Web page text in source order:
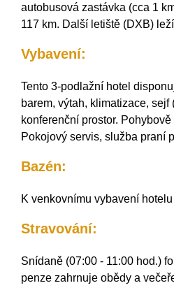
autobusová zastávka (cca 1
117 km. Další letiště (DXB)
Vybavení:
Tento 3-podlažní hotel
barem, výtah, klimatizace,
konferenční prostor.
Pokojový servis, služba praní
Bazén:
K venkovnímu vybavení
Stravování:
Snídaně (07:00 - 11:00 hod.)
penze zahrnuje obědy a